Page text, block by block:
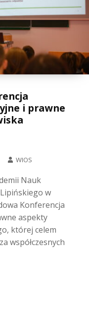
i prawne
WIOS
Nauk
w
Konferencja
aspekty
której celem
współczesnych